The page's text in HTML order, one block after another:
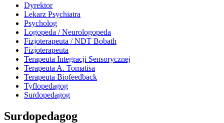
Dyrektor
Lekarz Psychiatra
Psycholog
Logopeda / Neurologopeda
Fizjoterapeuta / NDT Bobath
Fizjoterapeuta
Terapeuta Integracji Sensorycznej
Terapeuta A. Tomatisa
Terapeuta Biofeedback
Tyflopedagog
Surdopedagog
Surdopedagog